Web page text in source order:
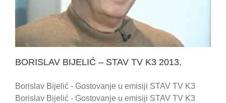
BORISLAV BIJELIĆ – STAV TV K3 2013.
Borislav Bijelić - Gostovanje u emisiji STAV TV K3
Borislav Bijelić - Gostovanje u emisiji STAV TV K3